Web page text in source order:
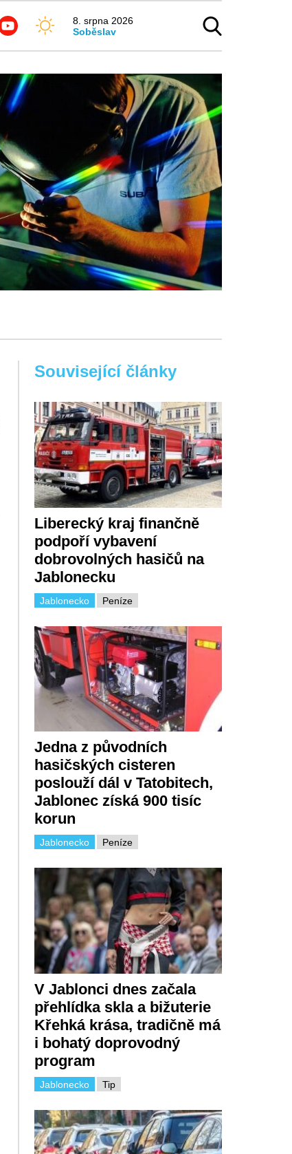
8. srpna 2026
Soběslav
Související články
Liberecký kraj finančně
podpoří vybavení
dobrovolných hasičů na
Jablonecku
Jablonecko Peníze
Jedna z původních
hasičských cisteren
poslouží dál v Tatobitech,
Jablonec získá 900 tisíc
korun
Jablonecko Peníze
V Jablonci dnes začala
přehlídka skla a bižuterie
Křehká krása, tradičně má
i bohatý doprovodný
program
Jablonecko Tip